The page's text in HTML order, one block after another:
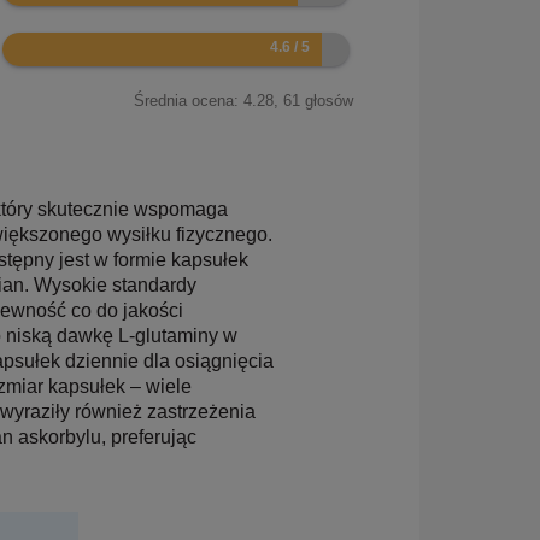
9.2
Średnia ocena: 4.28, 61 głosów
skutecznie wspomaga
wysiłku fizycznego.
jest w formie kapsułek
Wysokie standardy
co do jakości
niską dawkę L-glutaminy w
dziennie dla osiągnięcia
kapsułek – wiele
również zastrzeżenia
askorbylu, preferując